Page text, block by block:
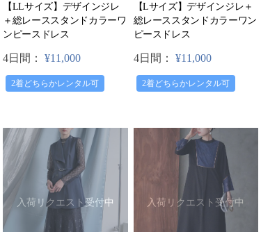
【LLサイズ】デザインジレ
＋総レーススタンドカラーワ
ンピースドレス
4日間： ¥11,000
2着どちらかレンタル可
【Lサイズ】デザインジレ＋
総レーススタンドカラーワン
ピースドレス
4日間： ¥11,000
2着どちらかレンタル可
入荷リクエスト受付中 入荷リクエスト受付中